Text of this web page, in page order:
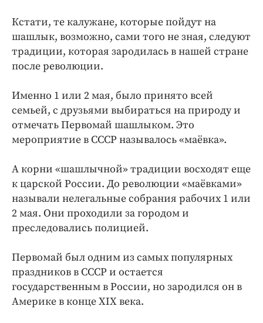
Кстати, те калужане, которые пойдут на
шашлык, возможно, сами того не зная, следуют
традиции, которая зародилась в нашей стране
после революции.
Именно 1 или 2 мая, было принято всей
семьей, с друзьями выбираться на природу и
отмечать Первомай шашлыком. Это
мероприятие в СССР называлось «маёвка».
А корни «шашлычной» традиции восходят еще
к царской России. До революции «маёвками»
называли нелегальные собрания рабочих 1 или
2 мая. Они проходили за городом и
преследовались полицией.
Первомай был одним из самых популярных
праздников в СССР и остается
государственным в России, но зародился он в
Америке в конце XIX века.